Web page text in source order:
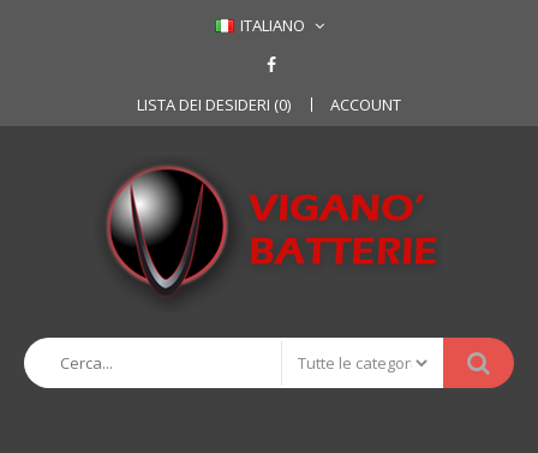
ITALIANO
LISTA DEI DESIDERI (0) ACCOUNT